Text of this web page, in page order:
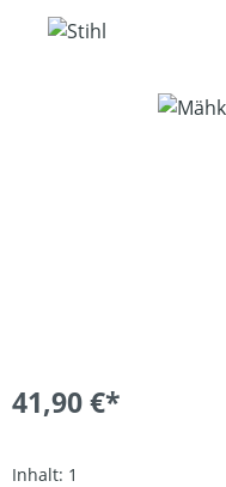
Bildergalerie
41,90 €*
Inhalt: 1